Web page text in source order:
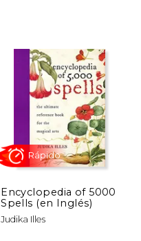
20%
dcto.
Encyclopedia of 5000
Spells (en Inglés)
Judika Illes